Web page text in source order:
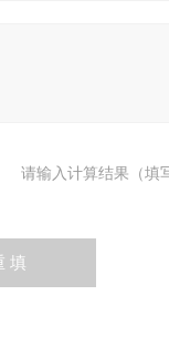
请输入计算结果（填